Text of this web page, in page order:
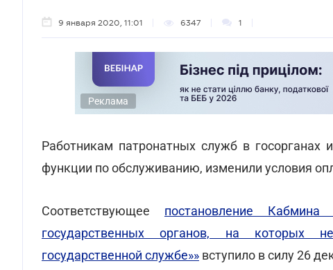
9 января 2020, 11:01 6347 1
Реклама
Работникам патронатных служб в
функции по обслуживанию, изменили условия
Соответствующее постановление
государственных органов, на которых
государственной службе»» вступило в силу 26